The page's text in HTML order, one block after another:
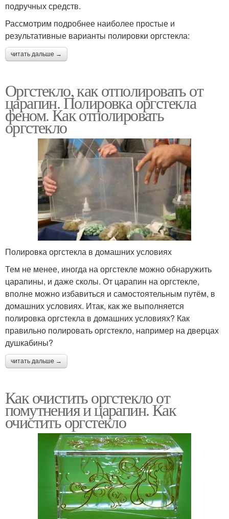
подручных средств.
Рассмотрим подробнее наиболее простые и
результативные варианты полировки оргстекла:
читать дальше →
Оргстекло, как отполировать от
царапин. Полировка оргстекла
феном. Как отполировать
оргстекло
Полировка оргстекла в домашних условиях
Тем не менее, иногда на оргстекле можно обнаружить
царапины, и даже сколы. От царапин на оргстекле,
вполне можно избавиться и самостоятельным путём, в
домашних условиях. Итак, как же выполняется
полировка оргстекла в домашних условиях? Как
правильно полировать оргстекло, например на дверцах
душкабины?
читать дальше →
Как очистить оргстекло от
помутнения и царапин. Как
очистить оргстекло